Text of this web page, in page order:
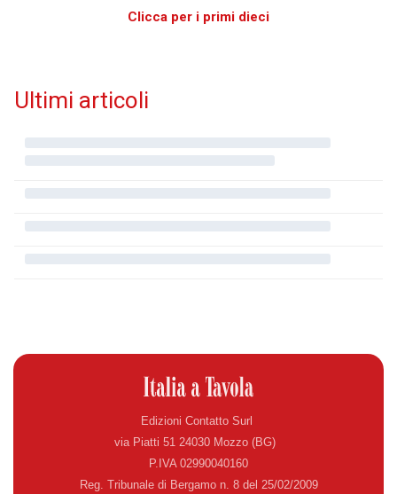
Clicca per i primi dieci
Ultimi articoli
Edizioni Contatto Surl
via Piatti 51 24030 Mozzo (BG)
P.IVA 02990040160
Reg. Tribunale di Bergamo n. 8 del 25/02/2009